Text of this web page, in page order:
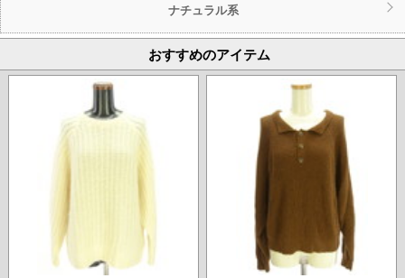
ナチュラル系
おすすめのアイテム